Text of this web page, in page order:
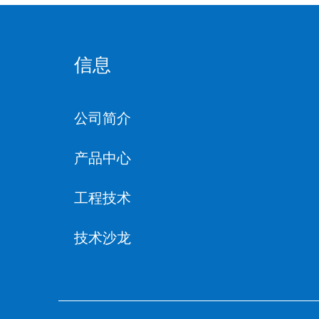
信息
公司简介
产品中心
工程技术
技术沙龙